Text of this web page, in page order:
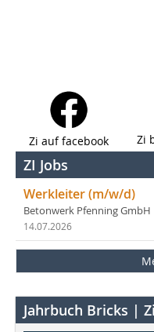
Zi auf facebook Zi
ZI Jobs
Werkleiter (m/w/d)
Betonwerk Pfenning GmbH
14.07.2026
Jahrbuch Bricks |